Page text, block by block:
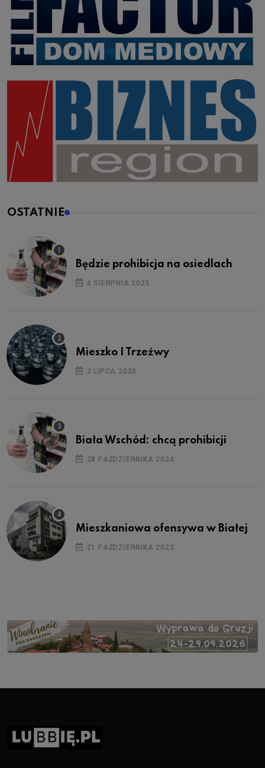
OSTATNIE
Będzie prohibicja na osiedlach
4 SIERPNIA 2025
Mieszko I Trzeźwy
2 LIPCA 2025
Biała Wschód: chcą prohibicji
28 PAŹDZIERNIKA 2024
Mieszkaniowa ofensywa w Białej
21 PAŹDZIERNIKA 2023